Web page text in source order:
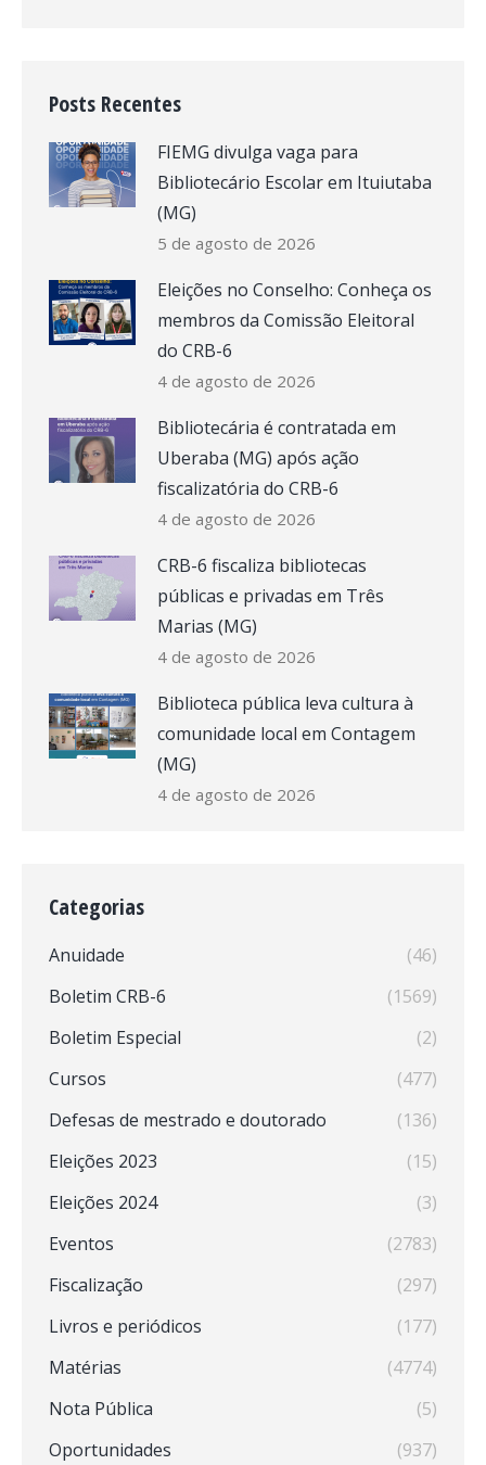
Posts Recentes
FIEMG divulga vaga para
Bibliotecário Escolar em Ituiutaba
(MG)
5 de agosto de 2026
Eleições no Conselho: Conheça os
membros da Comissão Eleitoral
do CRB-6
4 de agosto de 2026
Bibliotecária é contratada em
Uberaba (MG) após ação
fiscalizatória do CRB-6
4 de agosto de 2026
CRB-6 fiscaliza bibliotecas
públicas e privadas em Três
Marias (MG)
4 de agosto de 2026
Biblioteca pública leva cultura à
comunidade local em Contagem
(MG)
4 de agosto de 2026
Categorias
Anuidade
(46)
Boletim CRB-6
(1569)
Boletim Especial
(2)
Cursos
(477)
Defesas de mestrado e doutorado
(136)
Eleições 2023
(15)
Eleições 2024
(3)
Eventos
(2783)
Fiscalização
(297)
Livros e periódicos
(177)
Matérias
(4774)
Nota Pública
(5)
Oportunidades
(937)